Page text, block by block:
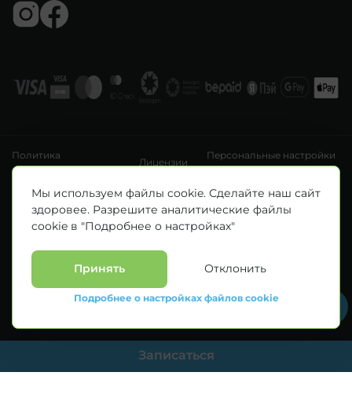
Записаться
Политика
конфиденциальности
Лицензии
Персональные настройки
файлов cookie
Зарегистрировано Минским горисполкомом 14.04.2020 г.
© Все права защищены 2026. ООО «Клиника Каскад»
Материалы, размещенные на данной странице, носят информационный
должны использовать их в качестве медицинских рекомендаций.
Определение диагноза и выбор методики лечения остается исключительной
прерогативой вашего лечащего врача! * Цены, указанные на сайте
приведены как справочная информация и не являются публичной офертой.
С полным прейскурантом на оказываемые медицинские услуги можно
Мы используем файлы cookie. Сделайте наш сайт
здоровее. Разрешите аналитические файлы
cookie в "Подробнее о настройках"
Принять Отклонить
Подробнее о настройках файлов cookie